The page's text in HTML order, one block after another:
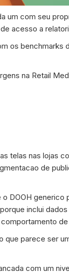
um com seu
acesso a
os benchmarks
na Retail
telas nas lojas
de
DOOH generico
inclui
que parece ser
com um